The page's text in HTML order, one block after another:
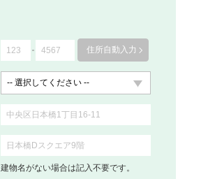
住所自動入力
建物名がない場合は記入不要です。